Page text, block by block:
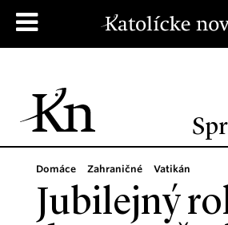
Domáce Zahraničné Vatikán
Jubilejný